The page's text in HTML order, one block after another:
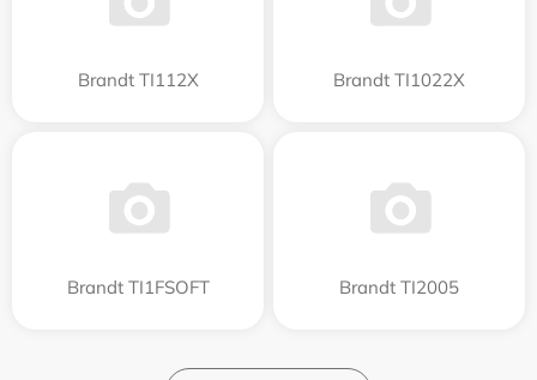
Brandt TI112X Brandt TI1022X
Brandt TI1FSOFT Brandt TI2005